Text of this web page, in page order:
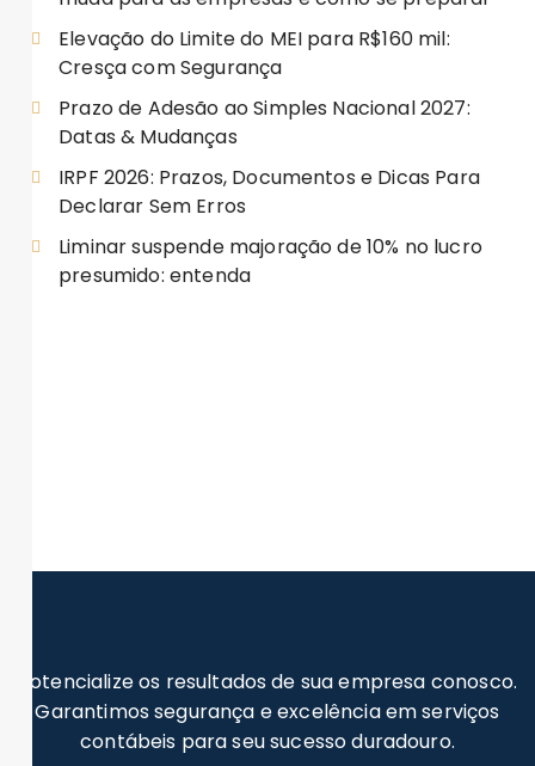
Elevação do Limite do MEI para R$160 mil:
Cresça com Segurança
Prazo de Adesão ao Simples Nacional 2027:
Datas & Mudanças
IRPF 2026: Prazos, Documentos e Dicas Para
Declarar Sem Erros
Liminar suspende majoração de 10% no lucro
presumido: entenda
Potencialize os resultados de sua empresa conosco.
Garantimos segurança e excelência em serviços
contábeis para seu sucesso duradouro.